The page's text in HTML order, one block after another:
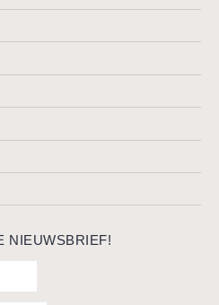
NIEUWSBRIEF!